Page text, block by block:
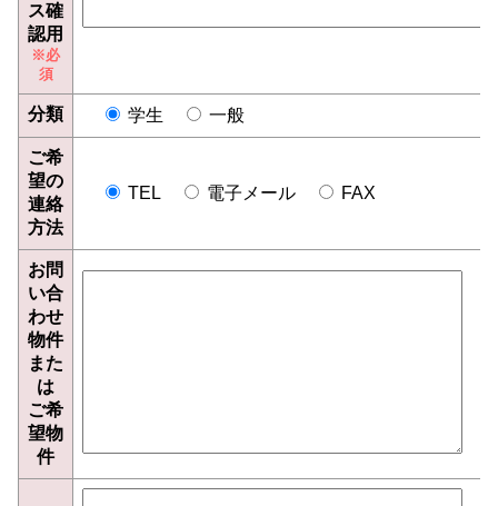
ス確
認用
分類 学生 一般
ご希
望の
連絡
方法
TEL 電子メール FAX
お問
い合
わせ
物件
また
は
ご希
望物
件